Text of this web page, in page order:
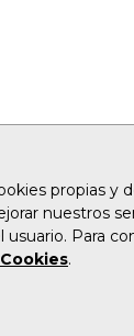
propias y
nuestros
Para
.